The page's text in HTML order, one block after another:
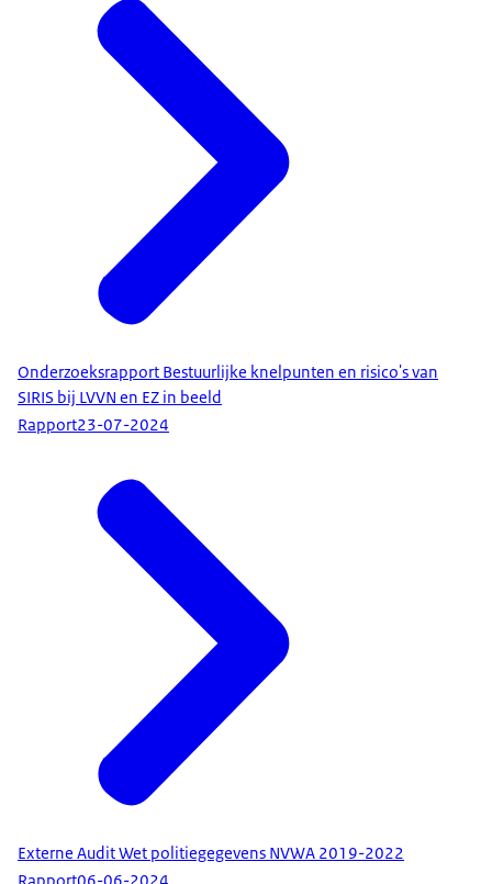
Onderzoeksrapport Bestuurlijke knelpunten en risico's van
SIRIS bij LVVN en EZ in beeld
Rapport23-07-2024
Externe Audit Wet politiegegevens NVWA 2019-2022